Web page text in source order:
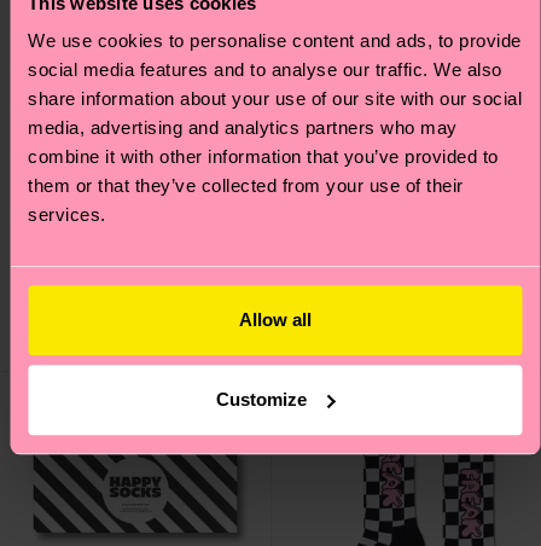
We use cookies to personalise content and ads, to provide
social media features and to analyse our traffic. We also
share information about your use of our site with our social
media, advertising and analytics partners who may
combine it with other information that you’ve provided to
them or that they’ve collected from your use of their
services.
Allow all
Customize
Faded Diamond Sock
12 €
10 €